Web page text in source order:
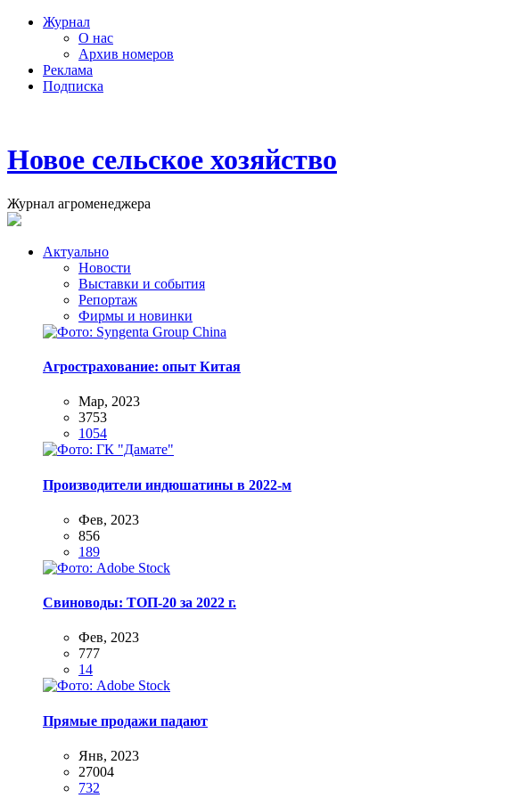
Журнал
О нас
Архив номеров
Реклама
Подписка
Новое сельское хозяйство
Журнал агроменеджера
Актуально
Новости
Выставки и события
Репортаж
Фирмы и новинки
Агрострахование: опыт Китая
Мар, 2023
3753
1054
Производители индюшатины в 2022-м
Фев, 2023
856
189
Свиноводы: ТОП-20 за 2022 г.
Фев, 2023
777
14
Прямые продажи падают
Янв, 2023
27004
732